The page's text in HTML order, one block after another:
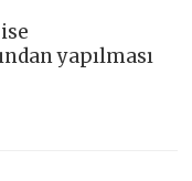
yapılması